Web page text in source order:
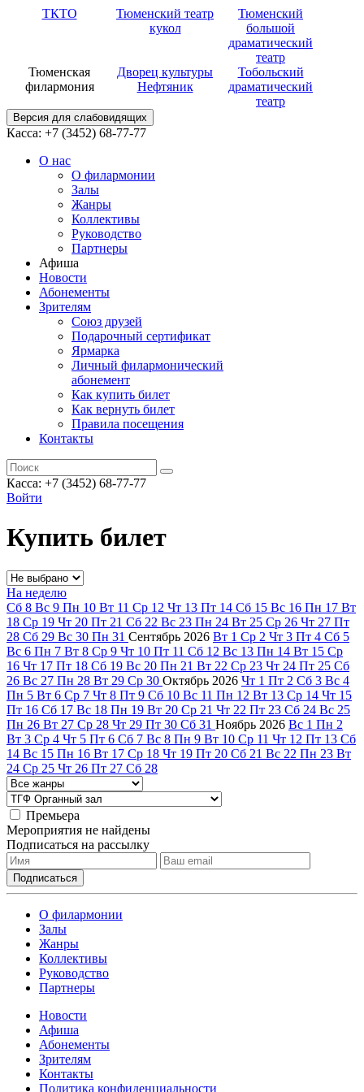
ТКТО
Тюменский театр
кукол
Тюменский
большой
драматический
театр
Тюменская
филармония
Дворец культуры
Нефтяник
Тобольский
драматический
театр
Версия для слабовидящих
Касса: +7 (3452) 68-77-77
О нас
О филармонии
Залы
Жанры
Коллективы
Руководство
Партнеры
Афиша
Новости
Абонементы
Зрителям
Союз друзей
Подарочный сертификат
Ярмарка
Личный филармонический
абонемент
Как купить билет
Как вернуть билет
Правила посещения
Контакты
Касса: +7 (3452) 68-77-77
Войти
Купить билет
На неделю
Сб 8 Вс 9 Пн 10 Вт 11 Ср 12 Чт 13 Пт 14 Сб 15 Вс 16 Пн 17 Вт
18 Ср 19 Чт 20 Пт 21 Сб 22 Вс 23 Пн 24 Вт 25 Ср 26 Чт 27 Пт
28 Сб 29 Вс 30 Пн 31 Сентябрь 2026 Вт 1 Ср 2 Чт 3 Пт 4 Сб 5
Вс 6 Пн 7 Вт 8 Ср 9 Чт 10 Пт 11 Сб 12 Вс 13 Пн 14 Вт 15 Ср
16 Чт 17 Пт 18 Сб 19 Вс 20 Пн 21 Вт 22 Ср 23 Чт 24 Пт 25 Сб
26 Вс 27 Пн 28 Вт 29 Ср 30 Октябрь 2026 Чт 1 Пт 2 Сб 3 Вс 4
Пн 5 Вт 6 Ср 7 Чт 8 Пт 9 Сб 10 Вс 11 Пн 12 Вт 13 Ср 14 Чт 15
Пт 16 Сб 17 Вс 18 Пн 19 Вт 20 Ср 21 Чт 22 Пт 23 Сб 24 Вс 25
Пн 26 Вт 27 Ср 28 Чт 29 Пт 30 Сб 31 Ноябрь 2026 Вс 1 Пн 2
Вт 3 Ср 4 Чт 5 Пт 6 Сб 7 Вс 8 Пн 9 Вт 10 Ср 11 Чт 12 Пт 13 Сб
14 Вс 15 Пн 16 Вт 17 Ср 18 Чт 19 Пт 20 Сб 21 Вс 22 Пн 23 Вт
24 Ср 25 Чт 26 Пт 27 Сб 28
Премьера
Мероприятия не найдены
Подписаться на рассылку
О филармонии
Залы
Жанры
Коллективы
Руководство
Партнеры
Новости
Афиша
Абонементы
Зрителям
Контакты
Политика конфиденциальности